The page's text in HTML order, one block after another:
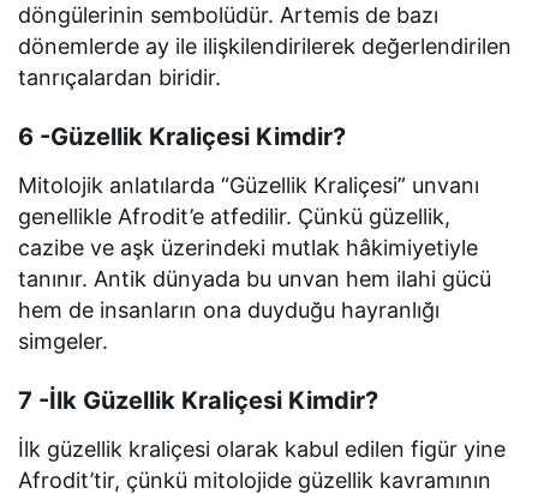
döngülerinin sembolüdür. Artemis de bazı
dönemlerde ay ile ilişkilendirilerek değerlendirilen
tanrıçalardan biridir.
6 -Güzellik Kraliçesi Kimdir?
Mitolojik anlatılarda “Güzellik Kraliçesi” unvanı
genellikle Afrodit’e atfedilir. Çünkü güzellik,
cazibe ve aşk üzerindeki mutlak hâkimiyetiyle
tanınır. Antik dünyada bu unvan hem ilahi gücü
hem de insanların ona duyduğu hayranlığı
simgeler.
7 -İlk Güzellik Kraliçesi Kimdir?
İlk güzellik kraliçesi olarak kabul edilen figür yine
Afrodit’tir, çünkü mitolojide güzellik kavramının